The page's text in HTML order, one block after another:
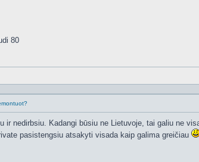
80
ir nedirbsiu. Kadangi būsiu ne Lietuvoje, tai galiu ne
pasistengsiu atsakyti visada kaip galima greičiau